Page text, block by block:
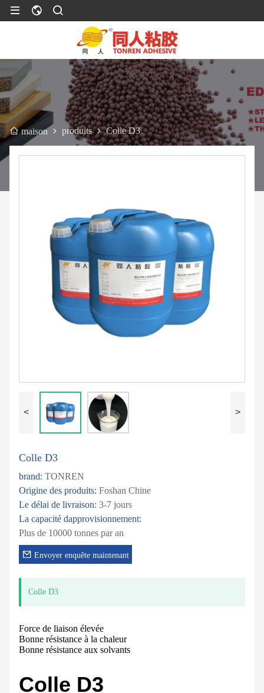
maison produits Colle D3
< >
Colle D3
brand: TONREN
Origine des produits: Foshan Chine
Le délai de livraison: 3-7 jours
La capacité dapprovisionnement:
Plus de 10000 tonnes par an
Envoyer enquête maintenant
Colle D3
Force de liaison élevée
Bonne résistance à la chaleur
Bonne résistance aux solvants
Colle D3